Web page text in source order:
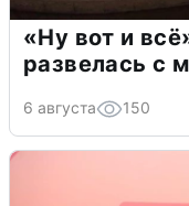
«Ну вот и
развелась с
6 августа 150